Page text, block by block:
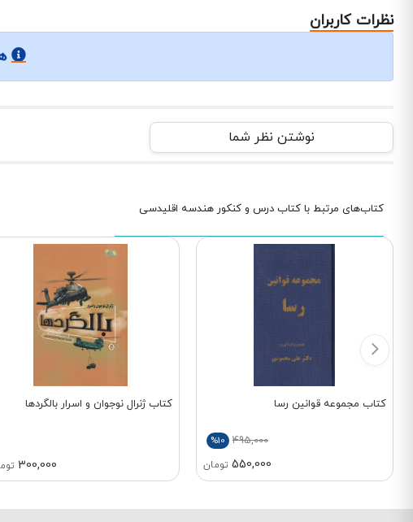
نظرات کاربران
نوشتن نظر شما
کتاب‌های مرتبط با کتاب درس و کنکور هندسه اقلیدسی
کتاب مجموعه قوانین رسا
495,000
%10
550,000 تومان
کتاب ژنرال نوجوان و اسرار بالگردها
300,000